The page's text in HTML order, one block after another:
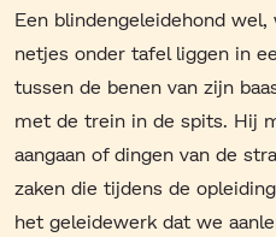
Een blindengeleidehond
netjes onder tafel liggen in
tussen de benen van zijn
met de trein in de spits. Hij
aangaan of dingen van de
zaken die tijdens de
het geleidewerk dat we